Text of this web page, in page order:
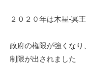
２０２０年は木星-冥
政府の権限が強くな
制限が出されました